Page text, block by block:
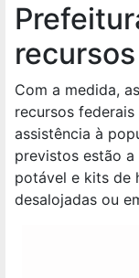
recursos
Com a medida,
recursos
assistência à
previstos estão
potável e kits de
desalojadas ou